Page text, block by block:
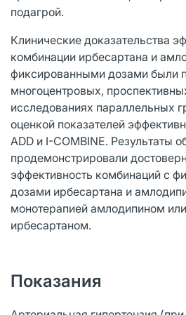
подагрой.
Клинические доказательства
комбинации ирбесартана и
фиксированными дозами были
многоцентровых,
исследованиях параллельных
оценкой показателей
ADD и I-COMBINE. Результаты
продемонстрировали
эффективность комбинаций с
дозами ирбесартана и
монотерапией амлодипином
ирбесартаном.
Показания